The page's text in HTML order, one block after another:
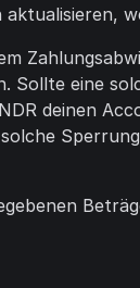
Sollte eine
deinen